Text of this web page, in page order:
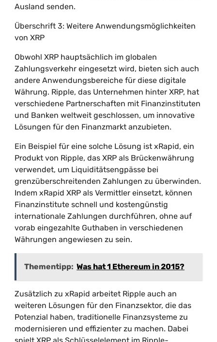
Ausland senden.
Überschrift 3: Weitere Anwendungsmöglichkeiten
von XRP
Obwohl XRP hauptsächlich im globalen
Zahlungsverkehr eingesetzt wird, bieten sich auch
andere Anwendungsbereiche für diese digitale
Währung. Ripple, das Unternehmen hinter XRP, hat
verschiedene Partnerschaften mit Finanzinstituten
und Banken weltweit geschlossen, um innovative
Lösungen für den Finanzmarkt anzubieten.
Ein Beispiel für eine solche Lösung ist xRapid, ein
Produkt von Ripple, das XRP als Brückenwährung
verwendet, um Liquiditätsengpässe bei
grenzüberschreitenden Zahlungen zu überwinden.
Indem xRapid XRP als Vermittler einsetzt, können
Finanzinstitute schnell und kostengünstig
internationale Zahlungen durchführen, ohne auf
vorab eingezahlte Guthaben in verschiedenen
Währungen angewiesen zu sein.
Thementipp: Was hat 1 Ethereum in 2015?
Zusätzlich zu xRapid arbeitet Ripple auch an
weiteren Lösungen für den Finanzsektor, die das
Potenzial haben, traditionelle Finanzsysteme zu
modernisieren und effizienter zu machen. Dabei